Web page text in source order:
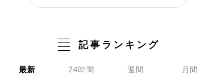
記事ランキング
最新 24時間 週間 月間